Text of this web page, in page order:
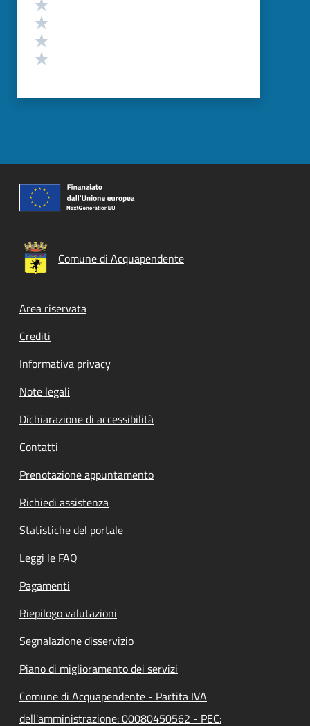
Comune di Acquapendente
Footer menu
Area riservata
Crediti
Informativa privacy
Note legali
Dichiarazione di accessibilità
Contatti
Prenotazione appuntamento
Richiedi assistenza
Statistiche del portale
Leggi le FAQ
Pagamenti
Riepilogo valutazioni
Segnalazione disservizio
Piano di miglioramento dei servizi
Comune di Acquapendente - Partita IVA
dell'amministrazione: 00080450562 - PEC: